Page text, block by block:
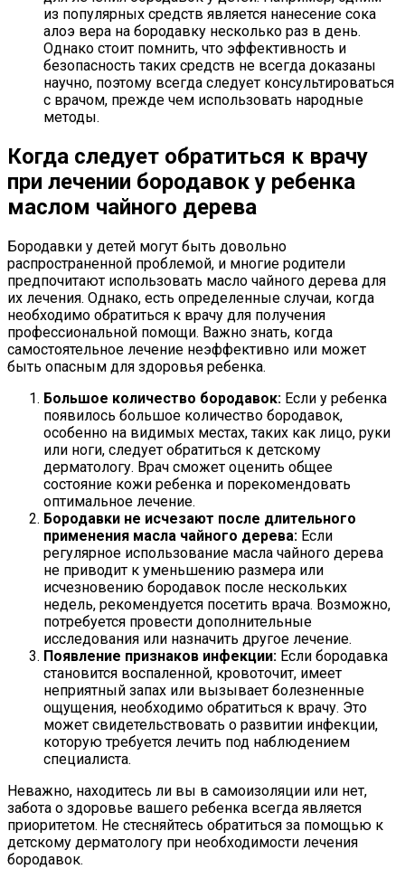
из популярных средств является нанесение сока
алоэ вера на бородавку несколько раз в день.
Однако стоит помнить, что эффективность и
безопасность таких средств не всегда доказаны
научно, поэтому всегда следует консультироваться
с врачом, прежде чем использовать народные
методы.
Когда следует обратиться к врачу
при лечении бородавок у ребенка
маслом чайного дерева
Бородавки у детей могут быть довольно
распространенной проблемой, и многие родители
предпочитают использовать масло чайного дерева для
их лечения. Однако, есть определенные случаи, когда
необходимо обратиться к врачу для получения
профессиональной помощи. Важно знать, когда
самостоятельное лечение неэффективно или может
быть опасным для здоровья ребенка.
Большое количество бородавок: Если у ребенка
появилось большое количество бородавок,
особенно на видимых местах, таких как лицо, руки
или ноги, следует обратиться к детскому
дерматологу. Врач сможет оценить общее
состояние кожи ребенка и порекомендовать
оптимальное лечение.
Бородавки не исчезают после длительного
применения масла чайного дерева: Если
регулярное использование масла чайного дерева
не приводит к уменьшению размера или
исчезновению бородавок после нескольких
недель, рекомендуется посетить врача. Возможно,
потребуется провести дополнительные
исследования или назначить другое лечение.
Появление признаков инфекции: Если бородавка
становится воспаленной, кровоточит, имеет
неприятный запах или вызывает болезненные
ощущения, необходимо обратиться к врачу. Это
может свидетельствовать о развитии инфекции,
которую требуется лечить под наблюдением
специалиста.
Неважно, находитесь ли вы в самоизоляции или нет,
забота о здоровье вашего ребенка всегда является
приоритетом. Не стесняйтесь обратиться за помощью к
детскому дерматологу при необходимости лечения
бородавок.